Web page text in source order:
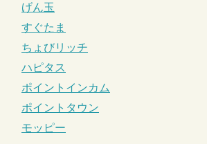
げん玉
すぐたま
ちょびリッチ
ハピタス
ポイントインカム
ポイントタウン
モッピー